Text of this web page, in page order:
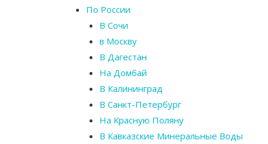
По России
В Сочи
в Москву
В Дагестан
На Домбай
В Калининград
В Санкт-Петербург
На Красную Поляну
В Кавказские Минеральные Воды